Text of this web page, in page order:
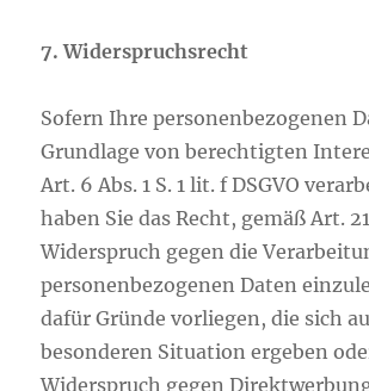
7. Widerspruchsrecht
Sofern Ihre personenbezogenen
Grundlage von berechtigten
Art. 6 Abs. 1 S. 1 lit. f DSGVO
haben Sie das Recht, gemäß Art.
Widerspruch gegen die
personenbezogenen Daten
dafür Gründe vorliegen, die sich
besonderen Situation ergeben
Widerspruch gegen